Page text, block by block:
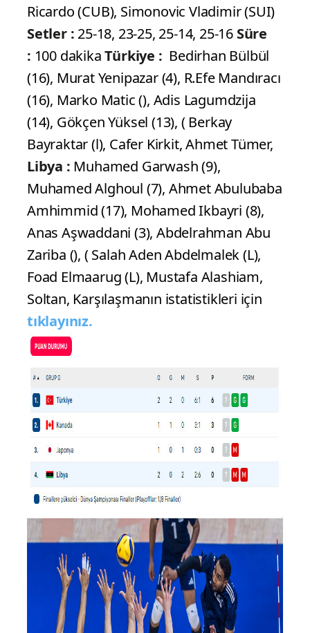
Ricardo (CUB), Simonovic Vladimir (SUI)
Setler : 25-18, 23-25, 25-14, 25-16 Süre
: 100 dakikaTürkiye : Bedirhan Bülbül
(16), Murat Yenipazar (4), R.Efe Mandıracı
(16), Marko Matic (), Adis Lagumdzija
(14), Gökçen Yüksel (13), ( Berkay
Bayraktar (l), Cafer Kirkit, Ahmet Tümer,
Libya : Muhamed Garwash (9),
Muhamed Alghoul (7), Ahmet Abulubaba
Amhimmid (17), Mohamed Ikbayri (8),
Anas Aşwaddani (3), Abdelrahman Abu
Zariba (), ( Salah Aden Abdelmalek (L),
Foad Elmaarug (L), Mustafa Alashiam,
Soltan, Karşılaşmanın istatistikleri için
tıklayınız.